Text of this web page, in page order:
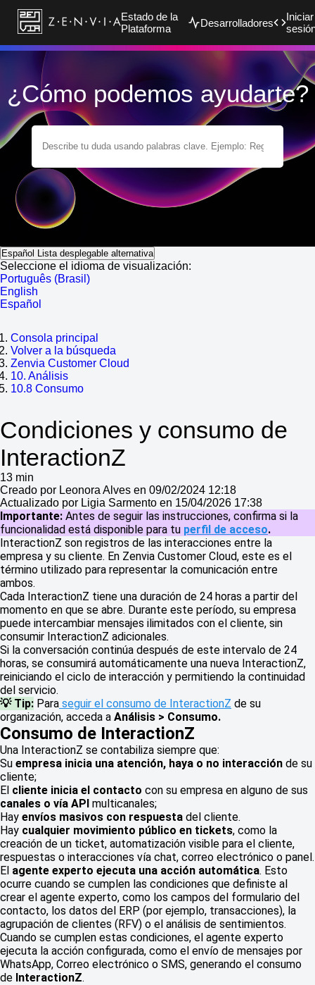
Estado de la
Plataforma
Desarrolladores
Iniciar
¿Cómo podemos ayudarte?
Español Lista desplegable alternativa
Seleccione el idioma de visualización:
Português (Brasil)
English
Español
Consola principal
Volver a la búsqueda
Zenvia Customer Cloud
10. Análisis
10.8 Consumo
Condiciones y consumo de
InteractionZ
13 min
Creado por Leonora Alves en 09/02/2024 12:18
Actualizado por Ligia Sarmento en 15/04/2026 17:38
Importante: Antes de seguir las instrucciones, confirma si la
funcionalidad está disponible para tu perfil de acceso.
InteractionZ son registros de las interacciones entre la
empresa y su cliente. En Zenvia Customer Cloud, este es el
término utilizado para representar la comunicación entre
ambos.
Cada InteractionZ tiene una duración de 24 horas a partir del
momento en que se abre. Durante este período, su empresa
puede intercambiar mensajes ilimitados con el cliente, sin
consumir InteractionZ adicionales.
Si la conversación continúa después de este intervalo de 24
horas, se consumirá automáticamente una nueva InteractionZ,
reiniciando el ciclo de interacción y permitiendo la continuidad
del servicio.
💡 Tip: Para seguir el consumo de InteractionZ de su
organización, acceda a Análisis > Consumo.
Consumo de InteractionZ
Una InteractionZ se contabiliza siempre que:
Su empresa inicia una atención, haya o no interacción de su
cliente;
El cliente inicia el contacto con su empresa en alguno de sus
canales o vía API multicanales;
Hay envíos masivos con respuesta del cliente.
Hay cualquier movimiento público en tickets, como la
creación de un ticket, automatización visible para el cliente,
respuestas o interacciones vía chat, correo electrónico o panel.
El agente experto ejecuta una acción automática. Esto
ocurre cuando se cumplen las condiciones que definiste al
crear el agente experto, como los campos del formulario del
contacto, los datos del ERP (por ejemplo, transacciones), la
agrupación de clientes (RFV) o el análisis de sentimientos.
Cuando se cumplen estas condiciones, el agente experto
ejecuta la acción configurada, como el envío de mensajes por
WhatsApp, Correo electrónico o SMS, generando el consumo
de InteractionZ.